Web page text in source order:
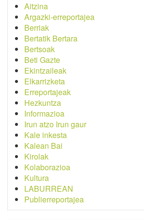
Aitzina
Argazki-erreportajea
Berriak
Bertatik Bertara
Bertsoak
Beti Gazte
Ekintzaileak
Elkarrizketa
Erreportajeak
Hezkuntza
Informazioa
Irun atzo Irun gaur
Kale inkesta
Kalean Bai
Kirolak
Kolaborazioa
Kultura
LABURREAN
Publierreportajea